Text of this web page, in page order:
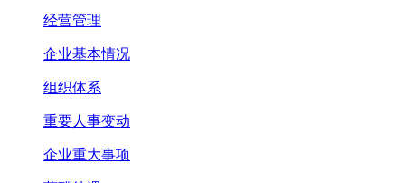
经营管理
企业基本情况
组织体系
重要人事变动
企业重大事项